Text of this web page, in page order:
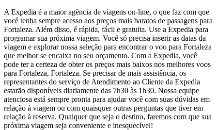
A Expedia é a maior agência de viagens on-line, o que faz com que
você tenha sempre acesso aos preços mais baratos de passagens para
Fortaleza. Além disso, é rápida, fácil e gratuita. Use a Expedia para
programar sua próxima viagem. Você só precisa inserir as datas da
viagem e explorar nossa seleção para encontrar o voo para Fortaleza
que melhor se encaixa no seu orçamento. Com a Expedia, você
pode ter a certeza de obter os preços mais baixos nos melhores voos
para Fortaleza, Fortaleza. Se precisar de mais assistência, os
representantes do serviço de Atendimento ao Cliente da Expedia
estarão disponíveis diariamente das 7h30 às 1h30. Nossa equipe
atenciosa está sempre pronta para ajudar você com suas dúvidas em
relação à viagem ou com quaisquer outras perguntas que tiver em
relação à reserva. Qualquer que seja o destino, faremos com que sua
próxima viagem seja conveniente e inesquecível!